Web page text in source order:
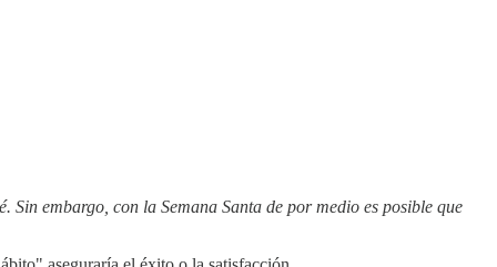
Sin embargo, con la Semana Santa de por medio es posible que